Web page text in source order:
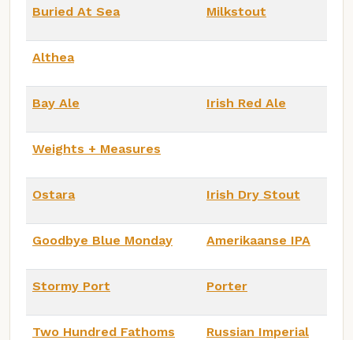
Buried At Sea Milkstout
Althea
Bay Ale Irish Red Ale
Weights + Measures
Ostara Irish Dry Stout
Goodbye Blue Monday Amerikaanse IPA
Stormy Port Porter
Two Hundred Fathoms
Russian Imperial